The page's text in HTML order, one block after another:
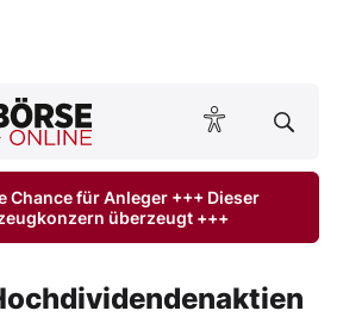
BÖRSE ONLINE lesen
Chance für Anleger +++ Dieser
überzeugt +++